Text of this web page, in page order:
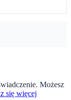
Możesz
się więcej